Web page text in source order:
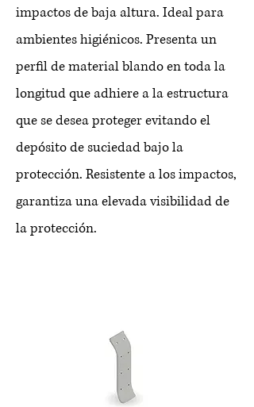
impactos de baja altura. Ideal para
ambientes higiénicos. Presenta un
perfil de material blando en toda la
longitud que adhiere a la estructura
que se desea proteger evitando el
depósito de suciedad bajo la
protección. Resistente a los impactos,
garantiza una elevada visibilidad de
la protección.